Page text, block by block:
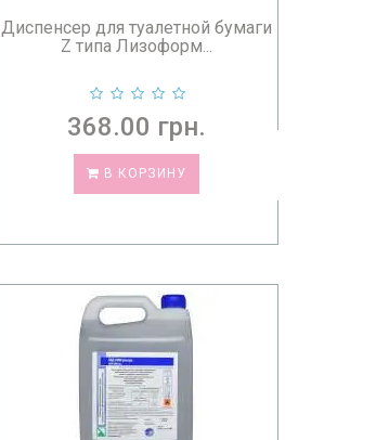
Диспенсер для туалетной бумаги
Z типа Лизоформ...
368.00 грн.
В КОРЗИНУ